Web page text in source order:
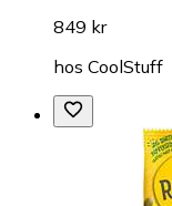
849 kr
hos CoolStuff